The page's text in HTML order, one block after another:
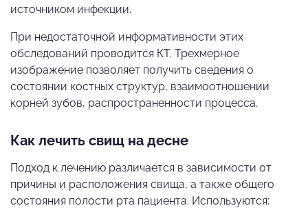
источником инфекции.
При недостаточной информативности этих
обследований проводится КТ. Трехмерное
изображение позволяет получить сведения о
состоянии костных структур, взаимоотношении
корней зубов, распространенности процесса.
Как лечить свищ на десне
Подход к лечению различается в зависимости от
причины и расположения свища, а также общего
состояния полости рта пациента. Используются: